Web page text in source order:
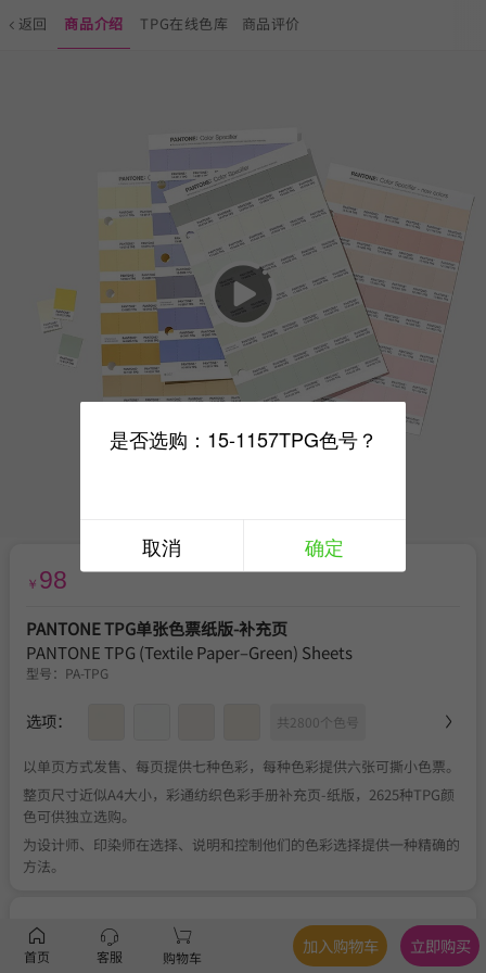
返回 商品介绍 TPG在线色库 商品评价
￥ 98
PANTONE TPG单张色票纸版-补充页
PANTONE TPG (Textile Paper–Green) Sheets
型号： PA-TPG
选项： 共2800个色号
以单页方式发售、每页提供七种色彩，每种色彩提供六张可撕小色票。
整页尺寸近似A4大小，彩通纺织色彩手册补充页-纸版，2625种TPG颜
色可供独立选购。
为设计师、印染师在选择、说明和控制他们的色彩选择提供一种精确的
方法。
服务 官方正品 关于税费 、不可退换
首页 客服 购物车
加入购物车 立即购买
是否选购：15-1157TPG色号？
取消 确定